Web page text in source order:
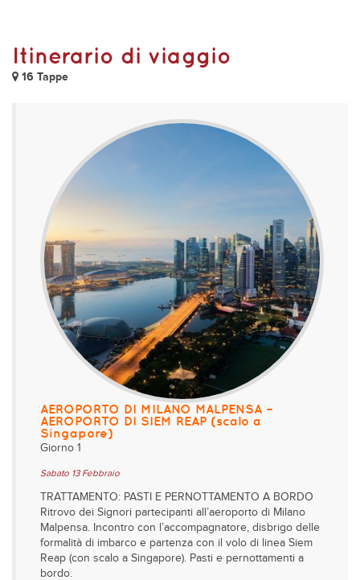
Itinerario di viaggio
16 Tappe
AEROPORTO DI MILANO MALPENSA –
AEROPORTO DI SIEM REAP (scalo a
Singapore)
Giorno 1
Sabato 13 Febbraio
TRATTAMENTO: PASTI E PERNOTTAMENTO A BORDO
Ritrovo dei Signori partecipanti all’aeroporto di Milano
Malpensa. Incontro con l’accompagnatore, disbrigo delle
formalità di imbarco e partenza con il volo di linea Siem
Reap (con scalo a Singapore). Pasti e pernottamenti a
bordo.